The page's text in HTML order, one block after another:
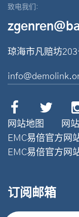
致电我们:
琼海市凡赔坊203
网站地图
网
EMC易倍官方网
EMC易倍官方网
订阅邮箱